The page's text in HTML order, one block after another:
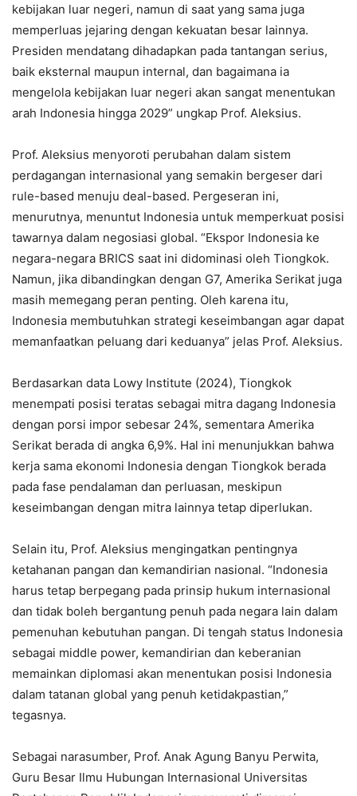
kebijakan luar negeri, namun di saat yang sama juga
memperluas jejaring dengan kekuatan besar lainnya.
Presiden mendatang dihadapkan pada tantangan serius,
baik eksternal maupun internal, dan bagaimana ia
mengelola kebijakan luar negeri akan sangat menentukan
arah Indonesia hingga 2029” ungkap Prof. Aleksius.
Prof. Aleksius menyoroti perubahan dalam sistem
perdagangan internasional yang semakin bergeser dari
rule-based menuju deal-based. Pergeseran ini,
menurutnya, menuntut Indonesia untuk memperkuat posisi
tawarnya dalam negosiasi global. “Ekspor Indonesia ke
negara-negara BRICS saat ini didominasi oleh Tiongkok.
Namun, jika dibandingkan dengan G7, Amerika Serikat juga
masih memegang peran penting. Oleh karena itu,
Indonesia membutuhkan strategi keseimbangan agar dapat
memanfaatkan peluang dari keduanya” jelas Prof. Aleksius.
Berdasarkan data Lowy Institute (2024), Tiongkok
menempati posisi teratas sebagai mitra dagang Indonesia
dengan porsi impor sebesar 24%, sementara Amerika
Serikat berada di angka 6,9%. Hal ini menunjukkan bahwa
kerja sama ekonomi Indonesia dengan Tiongkok berada
pada fase pendalaman dan perluasan, meskipun
keseimbangan dengan mitra lainnya tetap diperlukan.
Selain itu, Prof. Aleksius mengingatkan pentingnya
ketahanan pangan dan kemandirian nasional. “Indonesia
harus tetap berpegang pada prinsip hukum internasional
dan tidak boleh bergantung penuh pada negara lain dalam
pemenuhan kebutuhan pangan. Di tengah status Indonesia
sebagai middle power, kemandirian dan keberanian
memainkan diplomasi akan menentukan posisi Indonesia
dalam tatanan global yang penuh ketidakpastian,”
tegasnya.
Sebagai narasumber, Prof. Anak Agung Banyu Perwita,
Guru Besar Ilmu Hubungan Internasional Universitas